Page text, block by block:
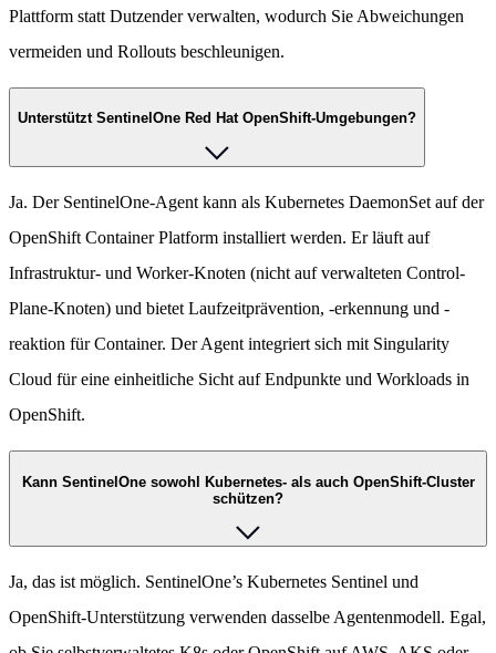
Plattform statt Dutzender verwalten, wodurch Sie Abweichungen
vermeiden und Rollouts beschleunigen.
Unterstützt SentinelOne Red Hat OpenShift-Umgebungen?
Ja. Der SentinelOne-Agent kann als Kubernetes DaemonSet auf der
OpenShift Container Platform installiert werden. Er läuft auf
Infrastruktur- und Worker-Knoten (nicht auf verwalteten Control-
Plane-Knoten) und bietet Laufzeitprävention, -erkennung und -
reaktion für Container. Der Agent integriert sich mit Singularity
Cloud für eine einheitliche Sicht auf Endpunkte und Workloads in
OpenShift.
Kann SentinelOne sowohl Kubernetes- als auch OpenShift-Cluster
schützen?
Ja, das ist möglich. SentinelOne’s Kubernetes Sentinel und
OpenShift-Unterstützung verwenden dasselbe Agentenmodell. Egal,